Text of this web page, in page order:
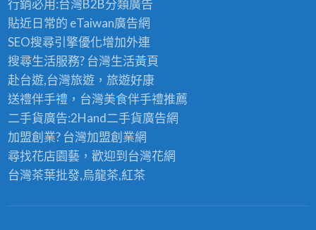
行銷必用:台灣B2B分類廣告
貼近日常的 eTaiwan廣告網
SEO搜尋引擎優化增加外連
搜尋生活服務? 台灣生活黃頁
赴台遊,台灣旅遊，旅遊好康
送禮伴手禮，台灣美食伴手禮推薦
二手貨廣告:2Hand二手貨廣告網
加盟創業? 台灣加盟創業網
尋找花店園藝，歡迎到 台灣花網
台灣茶葉批發,烏龍茶,紅茶